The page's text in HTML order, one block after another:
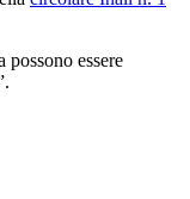
essere